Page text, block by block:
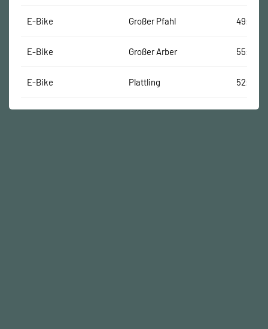
E-Bike Großer Pfahl 49:39
E-Bike Großer Arber 55:24
E-Bike Plattling 52:31